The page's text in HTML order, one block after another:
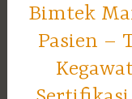
Bimtek
Pasien –